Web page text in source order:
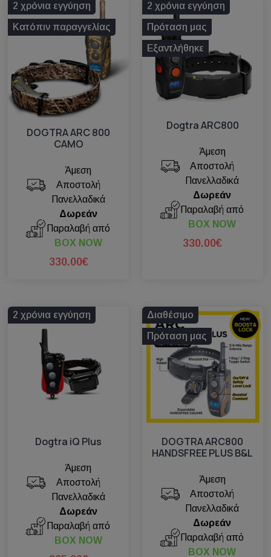
2 χρόνια εγγύηση
Κατόπιν παραγγελίας
DOGTRA ARC 800
CAMO
Άμεση
Αποστολή
Πανελλαδικά
Δωρεάν
Παραλαβή από
BOX NOW
330.00€
2 χρόνια εγγύηση
Πρόταση μας
Εξαντλήθηκε
Dogtra ARC800
Άμεση
Αποστολή
Πανελλαδικά
Δωρεάν
Παραλαβή από
BOX NOW
330.00€
2 χρόνια εγγύηση
Dogtra iQ Plus
Άμεση
Αποστολή
Πανελλαδικά
Δωρεάν
Παραλαβή από
BOX NOW
Διαθέσιμο
Πρόταση μας
DOGTRA ARC800
HANDSFREE PLUS B&L
Άμεση
Αποστολή
Πανελλαδικά
Δωρεάν
Παραλαβή από
BOX NOW